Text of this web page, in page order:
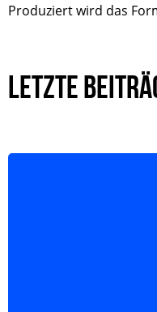
Produziert wird das
LETZTE